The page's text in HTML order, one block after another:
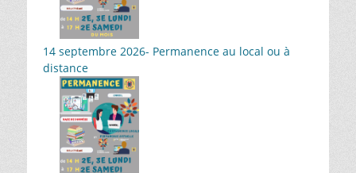
14 septembre 2026- Permanence au local ou à
distance